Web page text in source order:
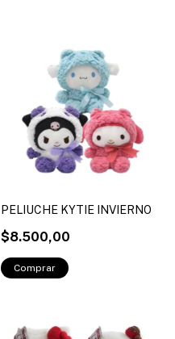
PELIUCHE KYTIE INVIERNO
$8.500,00